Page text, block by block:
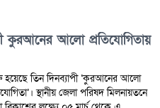
কুরআনের আলো প্রতিযোগিতায়
হয়েছে তিন দিনব্যাপী ‘কুরআনের আলো
স্থানীয় জেলা পরিষদ মিলনায়তনে